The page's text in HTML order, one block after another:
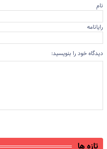
نام
رایانامه
دیدگاه خود را بنویسید:
تازه ها